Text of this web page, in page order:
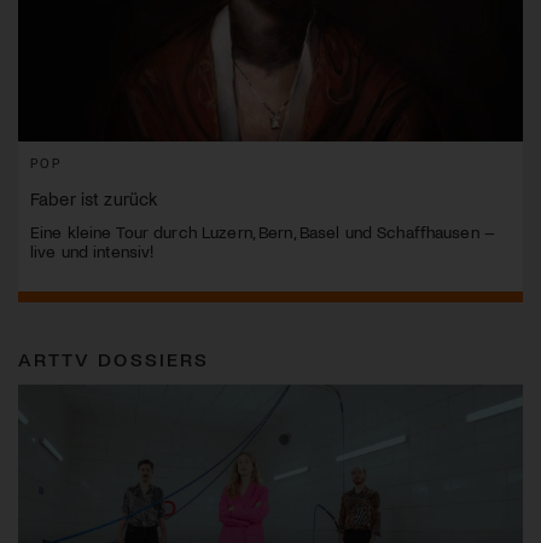
POP
Faber ist zurück
Eine kleine Tour durch Luzern, Bern, Basel und Schaffhausen –
live und intensiv!
ARTTV DOSSIERS